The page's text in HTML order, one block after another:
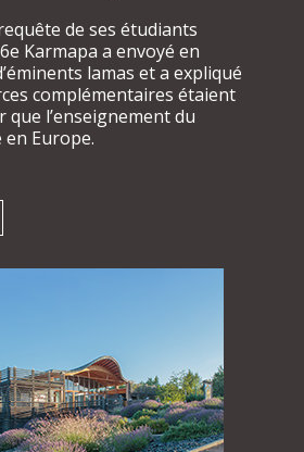
de ses étudiants
Karmapa a envoyé en
lamas et a expliqué
complémentaires étaient
que l’enseignement du
en Europe.